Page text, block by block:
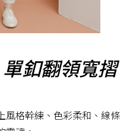
單釦翻領寬摺
風格幹練、色彩柔和、線條